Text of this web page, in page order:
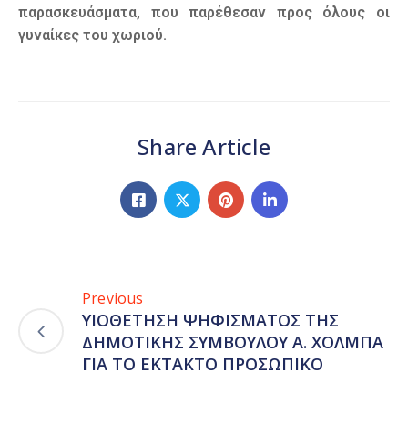
παρασκευάσματα, που παρέθεσαν προς όλους οι
γυναίκες του χωριού.
Share Article
Previous
ΥΙΟΘΕΤΗΣΗ ΨΗΦΙΣΜΑΤΟΣ ΤΗΣ
ΔΗΜΟΤΙΚΗΣ ΣΥΜΒΟΥΛΟΥ Α. ΧΟΛΜΠΑ
ΓΙΑ ΤΟ ΕΚΤΑΚΤΟ ΠΡΟΣΩΠΙΚΟ